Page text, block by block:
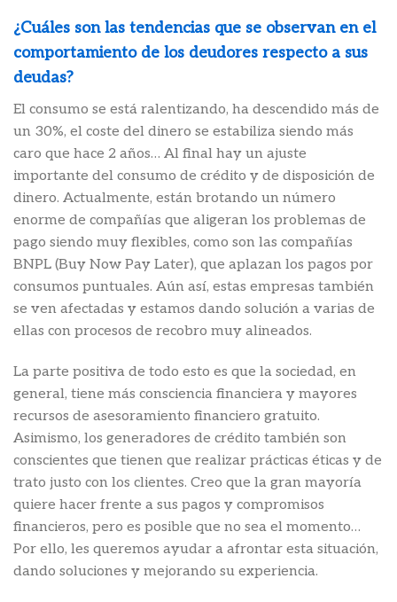
¿Cuáles son las tendencias que se observan en el
comportamiento de los deudores respecto a sus
deudas?
El consumo se está ralentizando, ha descendido más de
un 30%, el coste del dinero se estabiliza siendo más
caro que hace 2 años… Al final hay un ajuste
importante del consumo de crédito y de disposición de
dinero. Actualmente, están brotando un número
enorme de compañías que aligeran los problemas de
pago siendo muy flexibles, como son las compañías
BNPL (Buy Now Pay Later), que aplazan los pagos por
consumos puntuales. Aún así, estas empresas también
se ven afectadas y estamos dando solución a varias de
ellas con procesos de recobro muy alineados.
La parte positiva de todo esto es que la sociedad, en
general, tiene más consciencia financiera y mayores
recursos de asesoramiento financiero gratuito.
Asimismo, los generadores de crédito también son
conscientes que tienen que realizar prácticas éticas y de
trato justo con los clientes. Creo que la gran mayoría
quiere hacer frente a sus pagos y compromisos
financieros, pero es posible que no sea el momento…
Por ello, les queremos ayudar a afrontar esta situación,
dando soluciones y mejorando su experiencia.